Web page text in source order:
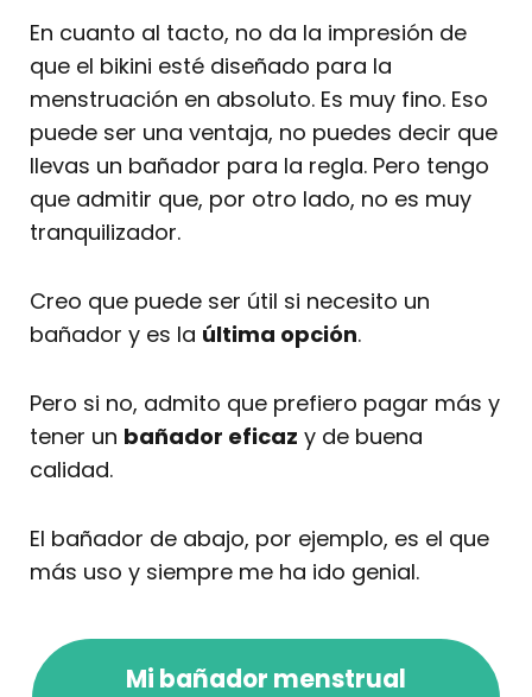
En cuanto al tacto, no da la impresión de
que el bikini esté diseñado para la
menstruación en absoluto. Es muy fino. Eso
puede ser una ventaja, no puedes decir que
llevas un bañador para la regla. Pero tengo
que admitir que, por otro lado, no es muy
tranquilizador.
Creo que puede ser útil si necesito un
bañador y es la última opción.
Pero si no, admito que prefiero pagar más y
tener un bañador eficaz y de buena
calidad.
El bañador de abajo, por ejemplo, es el que
más uso y siempre me ha ido genial.
Mi bañador menstrual